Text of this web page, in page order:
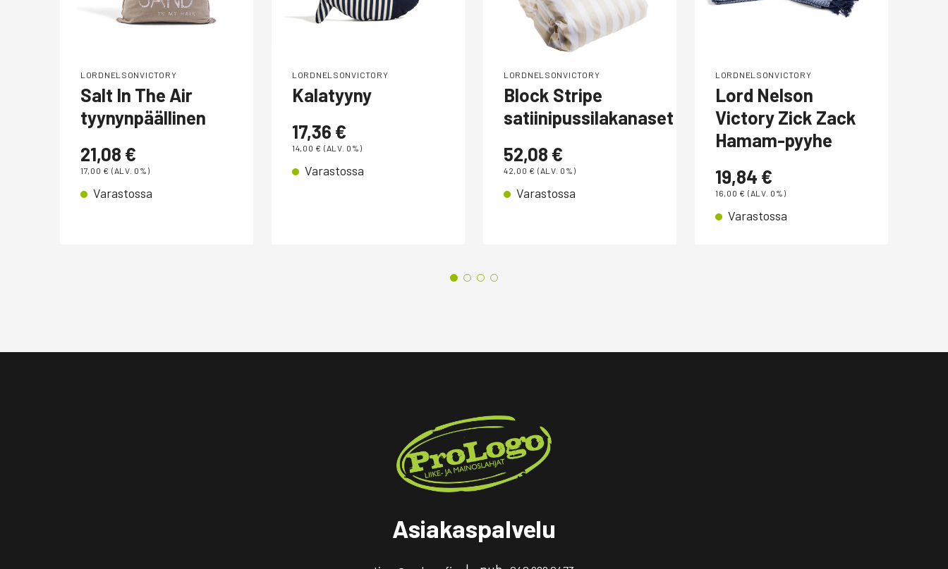
LORDNELSONVICTORY
Salt In The Air
tyynynpäällinen
21,08 €
17,00 € (ALV. 0%)
Varastossa
LORDNELSONVICTORY
Kalatyyny
17,36 €
14,00 € (ALV. 0%)
Varastossa
LORDNELSONVICTORY
Block Stripe
satiinipussilakanasetti
52,08 €
42,00 € (ALV. 0%)
Varastossa
LORDNELSONVICTORY
Lord Nelson
Victory Zick Zack
Hamam-pyyhe
19,84 €
16,00 € (ALV. 0%)
Varastossa
Asiakaspalvelu